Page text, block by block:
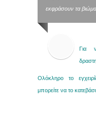
εκφράσουν τα
Για
Ολόκληρο το
μπορείτε να το